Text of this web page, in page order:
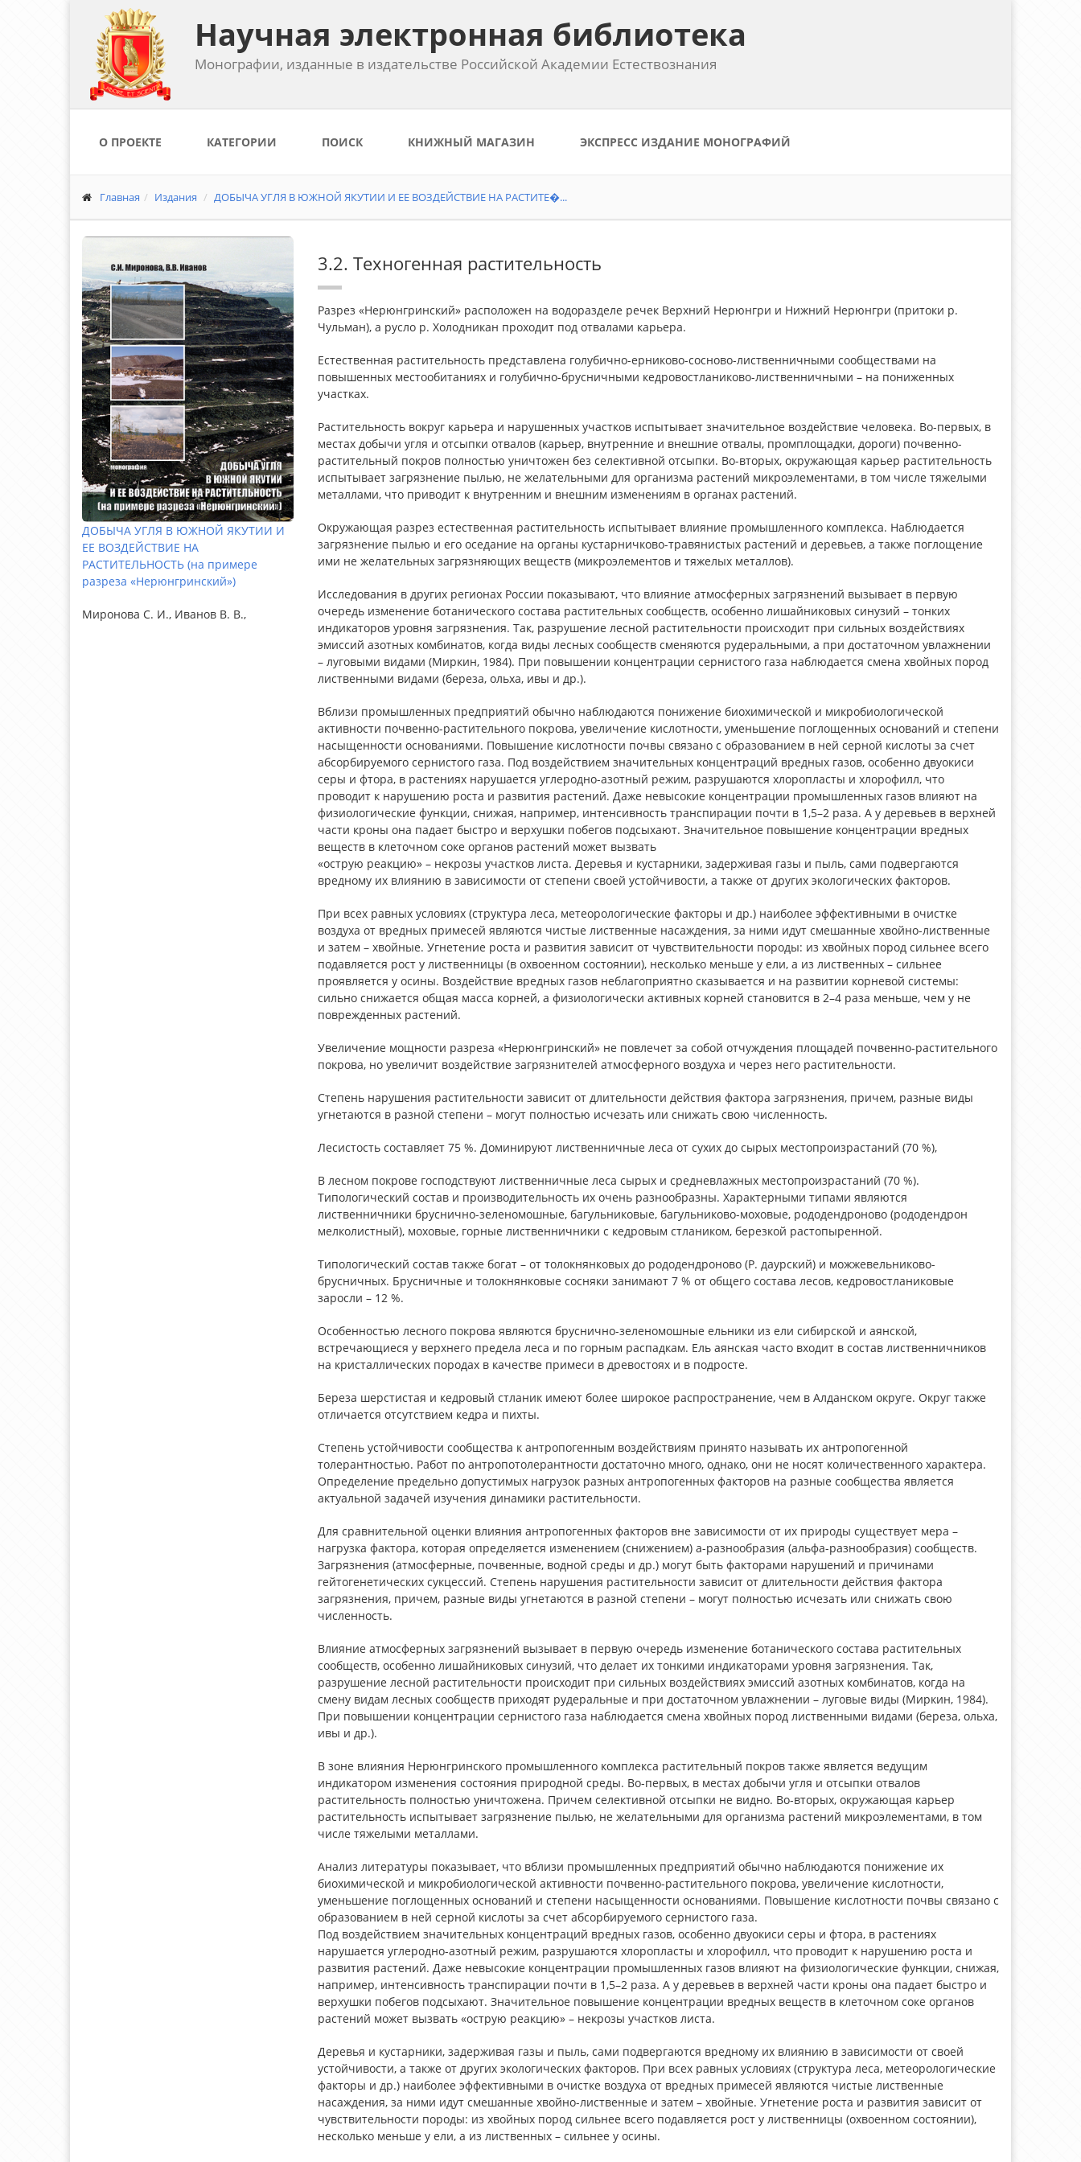
Научная электронная библиотека
Монографии, изданные в издательстве Российской Академии Естествознания
О ПРОЕКТЕ КАТЕГОРИИ ПОИСК КНИЖНЫЙ МАГАЗИН ЭКСПРЕСС ИЗДАНИЕ МОНОГРАФИЙ
Главная Издания ДОБЫЧА УГЛЯ В ЮЖНОЙ ЯКУТИИ И ЕЕ ВОЗДЕЙСТВИЕ НА РАСТИТЕ�...
ДОБЫЧА УГЛЯ В ЮЖНОЙ ЯКУТИИ И
ЕЕ ВОЗДЕЙСТВИЕ НА
РАСТИТЕЛЬНОСТЬ (на примере
разреза «Нерюнгринский»)
Миронова С. И., Иванов В. В.,
3.2. Техногенная растительность
Разрез «Нерюнгринский» расположен на водоразделе речек Верхний Нерюнгри и Нижний Нерюнгри (притоки р.
Чульман), а русло р. Холодникан проходит под отвалами карьера.
Естественная растительность представлена голубично-ерниково-сосново-лиственничными сообществами на
повышенных местообитаниях и голубично-брусничными кедровостланиково-лиственничными – на пониженных
участках.
Растительность вокруг карьера и нарушенных участков испытывает значительное воздействие человека. Во-первых, в
местах добычи угля и отсыпки отвалов (карьер, внутренние и внешние отвалы, промплощадки, дороги) почвенно-
растительный покров полностью уничтожен без селективной отсыпки. Во-вторых, окружающая карьер растительность
испытывает загрязнение пылью, не желательными для организма растений микроэлементами, в том числе тяжелыми
металлами, что приводит к внутренним и внешним изменениям в органах растений.
Окружающая разрез естественная растительность испытывает влияние промышленного комплекса. Наблюдается
загрязнение пылью и его оседание на органы кустарничково-травянистых растений и деревьев, а также поглощение
ими не желательных загрязняющих веществ (микроэлементов и тяжелых металлов).
Исследования в других регионах России показывают, что влияние атмосферных загрязнений вызывает в первую
очередь изменение ботанического состава растительных сообществ, особенно лишайниковых синузий – тонких
индикаторов уровня загрязнения. Так, разрушение лесной растительности происходит при сильных воздействиях
эмиссий азотных комбинатов, когда виды лесных сообществ сменяются рудеральными, а при достаточном увлажнении
– луговыми видами (Миркин, 1984). При повышении концентрации сернистого газа наблюдается смена хвойных пород
лиственными видами (береза, ольха, ивы и др.).
Вблизи промышленных предприятий обычно наблюдаются понижение биохимической и микробиологической
активности почвенно-растительного покрова, увеличение кислотности, уменьшение поглощенных оснований и степени
насыщенности основаниями. Повышение кислотности почвы связано с образованием в ней серной кислоты за счет
абсорбируемого сернистого газа. Под воздействием значительных концентраций вредных газов, особенно двуокиси
серы и фтора, в растениях нарушается углеродно-азотный режим, разрушаются хлоропласты и хлорофилл, что
проводит к нарушению роста и развития растений. Даже невысокие концентрации промышленных газов влияют на
физиологические функции, снижая, например, интенсивность транспирации почти в 1,5–2 раза. А у деревьев в верхней
части кроны она падает быстро и верхушки побегов подсыхают. Значительное повышение концентрации вредных
веществ в клеточном соке органов растений может вызвать
«острую реакцию» – некрозы участков листа. Деревья и кустарники, задерживая газы и пыль, сами подвергаются
вредному их влиянию в зависимости от степени своей устойчивости, а также от других экологических факторов.
При всех равных условиях (структура леса, метеорологические факторы и др.) наиболее эффективными в очистке
воздуха от вредных примесей являются чистые лиственные насаждения, за ними идут смешанные хвойно-лиственные
и затем – хвойные. Угнетение роста и развития зависит от чувствительности породы: из хвойных пород сильнее всего
подавляется рост у лиственницы (в охвоенном состоянии), несколько меньше у ели, а из лиственных – сильнее
проявляется у осины. Воздействие вредных газов неблагоприятно сказывается и на развитии корневой системы:
сильно снижается общая масса корней, а физиологически активных корней становится в 2–4 раза меньше, чем у не
поврежденных растений.
Увеличение мощности разреза «Нерюнгринский» не повлечет за собой отчуждения площадей почвенно-растительного
покрова, но увеличит воздействие загрязнителей атмосферного воздуха и через него растительности.
Степень нарушения растительности зависит от длительности действия фактора загрязнения, причем, разные виды
угнетаются в разной степени – могут полностью исчезать или снижать свою численность.
Лесистость составляет 75 %. Доминируют лиственничные леса от сухих до сырых местопроизрастаний (70 %),
В лесном покрове господствуют лиственничные леса сырых и средневлажных местопроизрастаний (70 %).
Типологический состав и производительность их очень разнообразны. Характерными типами являются
лиственничники бруснично-зеленомошные, багульниковые, багульниково-моховые, рододендроново (рододендрон
мелколистный), моховые, горные лиственничники с кедровым стлаником, березкой растопыренной.
Типологический состав также богат – от толокнянковых до рододендроново (Р. даурский) и можжевельниково-
брусничных. Брусничные и толокнянковые сосняки занимают 7 % от общего состава лесов, кедровостланиковые
заросли – 12 %.
Особенностью лесного покрова являются бруснично-зеленомошные ельники из ели сибирской и аянской,
встречающиеся у верхнего предела леса и по горным распадкам. Ель аянская часто входит в состав лиственничников
на кристаллических породах в качестве примеси в древостоях и в подросте.
Береза шерстистая и кедровый стланик имеют более широкое распространение, чем в Алданском округе. Округ также
отличается отсутствием кедра и пихты.
Степень устойчивости сообщества к антропогенным воздействиям принято называть их антропогенной
толерантностью. Работ по антропотолерантности достаточно много, однако, они не носят количественного характера.
Определение предельно допустимых нагрузок разных антропогенных факторов на разные сообщества является
актуальной задачей изучения динамики растительности.
Для сравнительной оценки влияния антропогенных факторов вне зависимости от их природы существует мера –
нагрузка фактора, которая определяется изменением (снижением) a-разнообразия (альфа-разнообразия) сообществ.
Загрязнения (атмосферные, почвенные, водной среды и др.) могут быть факторами нарушений и причинами
гейтогенетических сукцессий. Степень нарушения растительности зависит от длительности действия фактора
загрязнения, причем, разные виды угнетаются в разной степени – могут полностью исчезать или снижать свою
численность.
Влияние атмосферных загрязнений вызывает в первую очередь изменение ботанического состава растительных
сообществ, особенно лишайниковых синузий, что делает их тонкими индикаторами уровня загрязнения. Так,
разрушение лесной растительности происходит при сильных воздействиях эмиссий азотных комбинатов, когда на
смену видам лесных сообществ приходят рудеральные и при достаточном увлажнении – луговые виды (Миркин, 1984).
При повышении концентрации сернистого газа наблюдается смена хвойных пород лиственными видами (береза, ольха,
ивы и др.).
В зоне влияния Нерюнгринского промышленного комплекса растительный покров также является ведущим
индикатором изменения состояния природной среды. Во-первых, в местах добычи угля и отсыпки отвалов
растительность полностью уничтожена. Причем селективной отсыпки не видно. Во-вторых, окружающая карьер
растительность испытывает загрязнение пылью, не желательными для организма растений микроэлементами, в том
числе тяжелыми металлами.
Анализ литературы показывает, что вблизи промышленных предприятий обычно наблюдаются понижение их
биохимической и микробиологической активности почвенно-растительного покрова, увеличение кислотности,
уменьшение поглощенных оснований и степени насыщенности основаниями. Повышение кислотности почвы связано с
образованием в ней серной кислоты за счет абсорбируемого сернистого газа.
Под воздействием значительных концентраций вредных газов, особенно двуокиси серы и фтора, в растениях
нарушается углеродно-азотный режим, разрушаются хлоропласты и хлорофилл, что проводит к нарушению роста и
развития растений. Даже невысокие концентрации промышленных газов влияют на физиологические функции, снижая,
например, интенсивность транспирации почти в 1,5–2 раза. А у деревьев в верхней части кроны она падает быстро и
верхушки побегов подсыхают. Значительное повышение концентрации вредных веществ в клеточном соке органов
растений может вызвать «острую реакцию» – некрозы участков листа.
Деревья и кустарники, задерживая газы и пыль, сами подвергаются вредному их влиянию в зависимости от своей
устойчивости, а также от других экологических факторов. При всех равных условиях (структура леса, метеорологические
факторы и др.) наиболее эффективными в очистке воздуха от вредных примесей являются чистые лиственные
насаждения, за ними идут смешанные хвойно-лиственные и затем – хвойные. Угнетение роста и развития зависит от
чувствительности породы: из хвойных пород сильнее всего подавляется рост у лиственницы (охвоенном состоянии),
несколько меньше у ели, а из лиственных – сильнее у осины.